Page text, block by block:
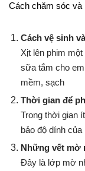
Cách chăm sóc và
Cách vệ sinh
Xịt lên phim
sữa tắm cho
mềm, sạch
Thời gian để
Trong thời gian
bảo độ dính
Những vết mờ
Đây là lớp mờ